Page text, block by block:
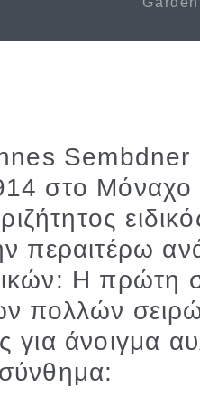
Sembdner
στο Μόναχο
περαιτέρω
Η πρώτη
πολλών
για άνοιγμα